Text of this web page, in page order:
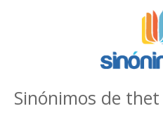
Sinónimos de thet